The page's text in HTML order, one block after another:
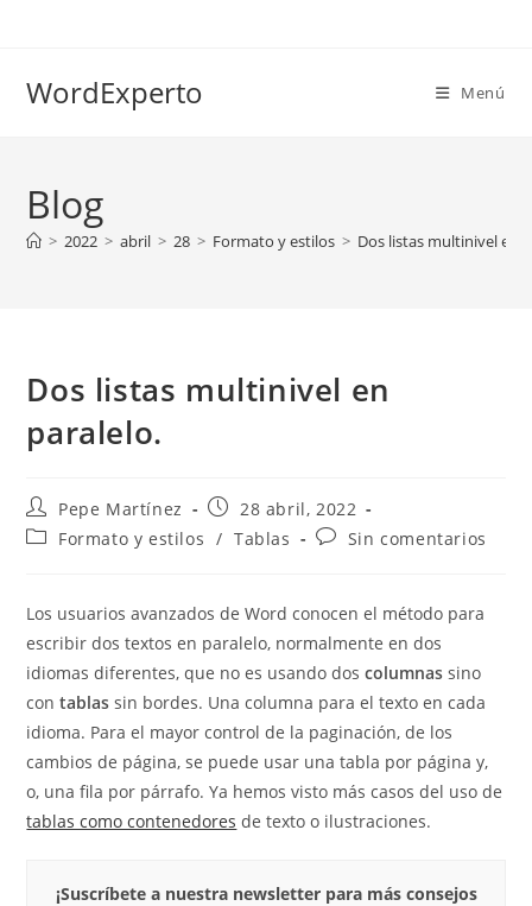
WordExperto Menú
Blog
> 2022 > abril > 28 > Formato y estilos > Dos listas multinivel en
Dos listas multinivel en
paralelo.
Autor
de
la
Pepe Martínez
Publicación
de
la
28 abril, 2022
Categoría
entrada:
Formato y estilos / Tablas
Comentarios
entrada:
Sin comentarios
Los usuarios avanzados de Word conocen el método para
escribir dos textos en paralelo, normalmente en dos
idiomas diferentes, que no es usando doscolumnassino
contablassin bordes. Una columna para el texto en cada
idioma. Para el mayor control de la paginación, de los
cambios de página, se puede usar una tabla por página y,
o, una fila por párrafo. Ya hemos visto más casos del uso de
tablas como contenedores de texto o ilustraciones.
¡Suscríbete a nuestra newsletter para más consejos